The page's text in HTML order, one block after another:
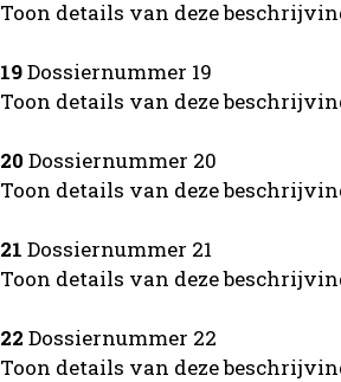
Toon details van deze
19Dossiernummer 19
Toon details van deze
20 Dossiernummer 20
Toon details van deze
21 Dossiernummer 21
Toon details van deze
22 Dossiernummer 22
Toon details van deze